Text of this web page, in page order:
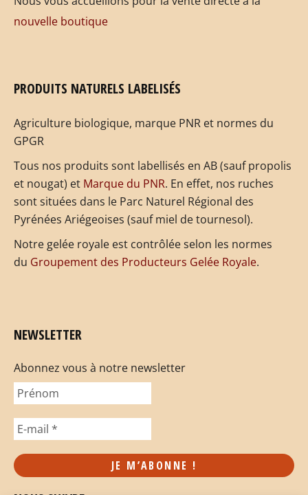
nouvelle boutique
PRODUITS NATURELS LABELISÉS
Agriculture biologique, marque PNR et normes du
GPGR
Tous nos produits sont labellisés en AB (sauf propolis
et nougat) et Marque du PNR. En effet, nos ruches
sont situées dans le Parc Naturel Régional des
Pyrénées Ariégeoises (sauf miel de tournesol).
Notre gelée royale est contrôlée selon les normes
du Groupement des Producteurs Gelée Royale.
NEWSLETTER
Abonnez vous à notre newsletter